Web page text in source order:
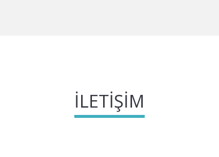
İLETIŞIM